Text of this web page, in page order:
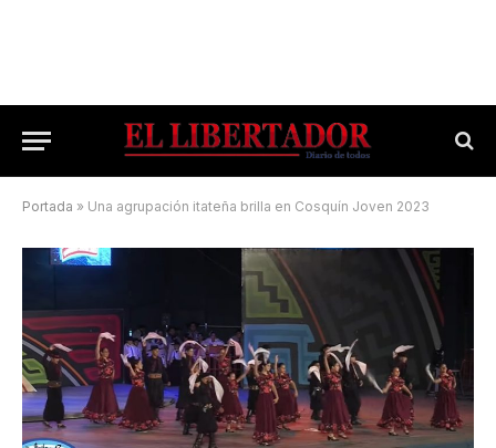
Portada » Una agrupación itateña brilla en Cosquín Joven 2023